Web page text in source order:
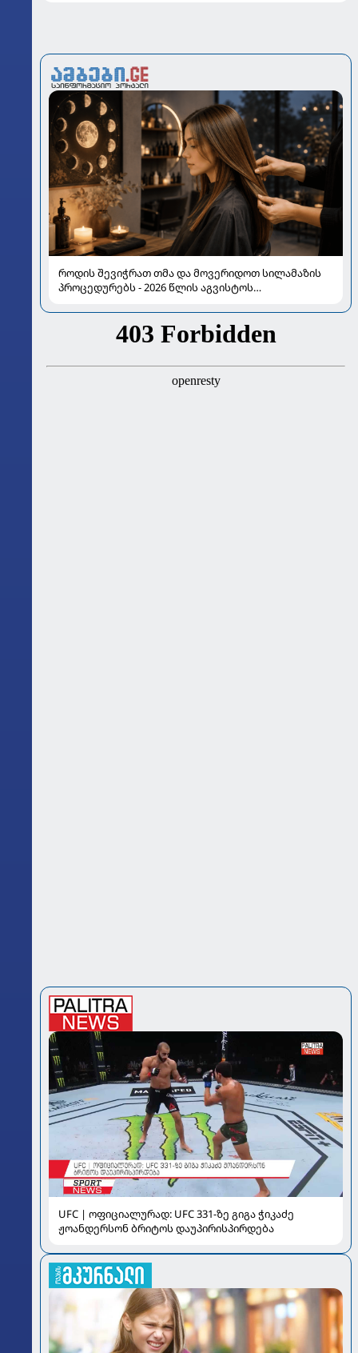
როდის შევიჭრათ თმა და მოვერიდოთ სილამაზის
პროცედურებს - 2026 წლის აგვისტოს
UFC | ოფიციალურად: UFC 331-ზე გიგა ჭიკაძე
ჟოანდერსონ ბრიტოს დაუპირისპირდება